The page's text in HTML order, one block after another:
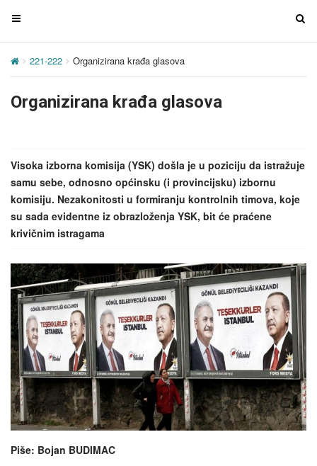
T
g
e
i
g
a
t
i
n
T
i
a
n
221-222 Organizirana krađa glasova
Organizirana krađa glasova
Visoka izborna komisija (YSK) došla je u poziciju da istražuje
samu sebe, odnosno općinsku (i provincijsku) izbornu
komisiju. Nezakonitosti u formiranju kontrolnih timova, koje
su sada evidentne iz obrazloženja YSK, bit će praćene
krivičnim istragama
Piše: Bojan BUDIMAC